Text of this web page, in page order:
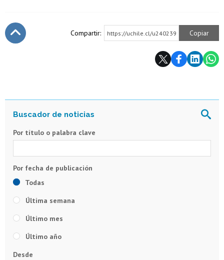
Compartir: https://uchile.cl/u240239 Copiar
Por título o palabra clave
Todas
Última semana
Último mes
Último año
Desde